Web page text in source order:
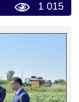
1 015